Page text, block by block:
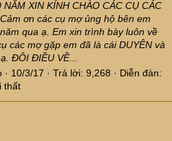
XIN KÍNH CHÀO CÁC CỤ CÁC
ơn các cụ mợ ủng hộ bên em
qua ạ. Em xin trình bày luôn về
các mợ gặp em đã là cái DUYÊN và
ĐÔI ĐIỀU VỀ...
10/3/17 Trả lời: 9,268
Diễn đàn:
thất